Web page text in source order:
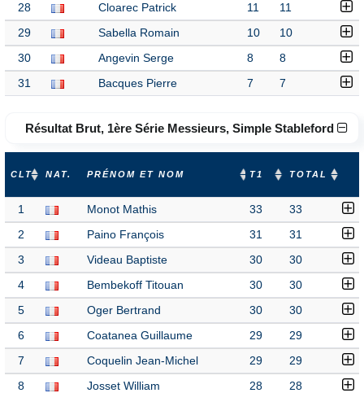
28 Cloarec Patrick 11 11
29 Sabella Romain 10 10
30 Angevin Serge 8 8
31 Bacques Pierre 7 7
Résultat Brut, 1ère Série Messieurs, Simple Stableford
CLT NAT. PRÉNOM ET NOM T1 TOTAL
1 Monot Mathis 33 33
2 Paino François 31 31
3 Videau Baptiste 30 30
4 Bembekoff Titouan 30 30
5 Oger Bertrand 30 30
6 Coatanea Guillaume 29 29
7 Coquelin Jean-Michel 29 29
8 Josset William 28 28